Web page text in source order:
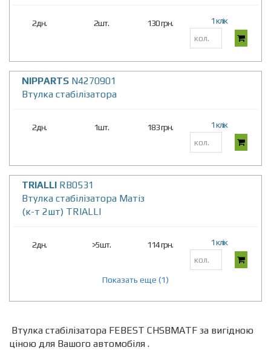
2дн. 2шт. 130 грн. 1 клік
NIPPARTS N4270901
Втулка стабілізатора
2дн. 1шт. 183 грн. 1 клік
TRIALLI RB0531
Втулка стабілізатора Матіз
(к-т 2шт) TRIALLI
2дн. >5шт. 114 грн. 1 клік
Показать еще (1)
Втулка стабілізатора FEBEST CHSBMATF за вигідною
ціною для Вашого автомобіля .